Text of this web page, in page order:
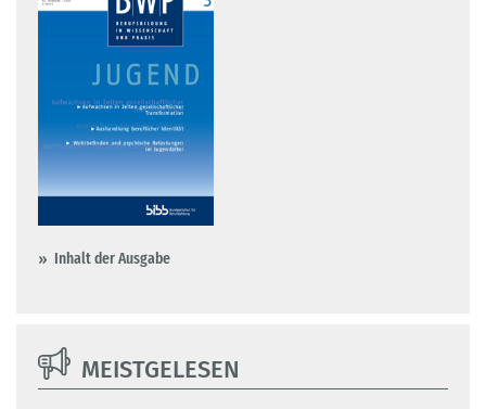
Inhalt der Ausgabe
MEISTGELESEN